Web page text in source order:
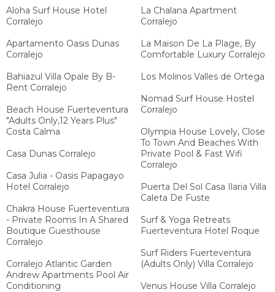
Aloha Surf House Hotel
Corralejo
Apartamento Oasis Dunas
Corralejo
Bahiazul Villa Opale By B-
Rent Corralejo
Beach House Fuerteventura
"Adults Only,12 Years Plus"
Costa Calma
Casa Dunas Corralejo
Casa Julia - Oasis Papagayo
Hotel Corralejo
Chakra House Fuerteventura
- Private Rooms In A Shared
Boutique Guesthouse
Corralejo
Corralejo Atlantic Garden
Andrew Apartments Pool Air
Conditioning
La Chalana Apartment
Corralejo
La Maison De La Plage, By
Comfortable Luxury Corralejo
Los Molinos Valles de Ortega
Nomad Surf House Hostel
Corralejo
Olympia House Lovely, Close
To Town And Beaches With
Private Pool & Fast Wifi
Corralejo
Puerta Del Sol Casa Ilaria Villa
Caleta De Fuste
Surf & Yoga Retreats
Fuerteventura Hotel Roque
Surf Riders Fuerteventura
(Adults Only) Villa Corralejo
Venus House Villa Corralejo